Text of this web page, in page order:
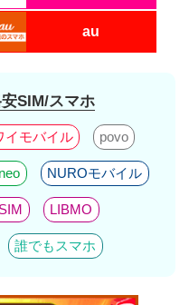
au
SIM/スマホ
イモバイル povo
NUROモバイル
LIBMO
誰でもスマホ